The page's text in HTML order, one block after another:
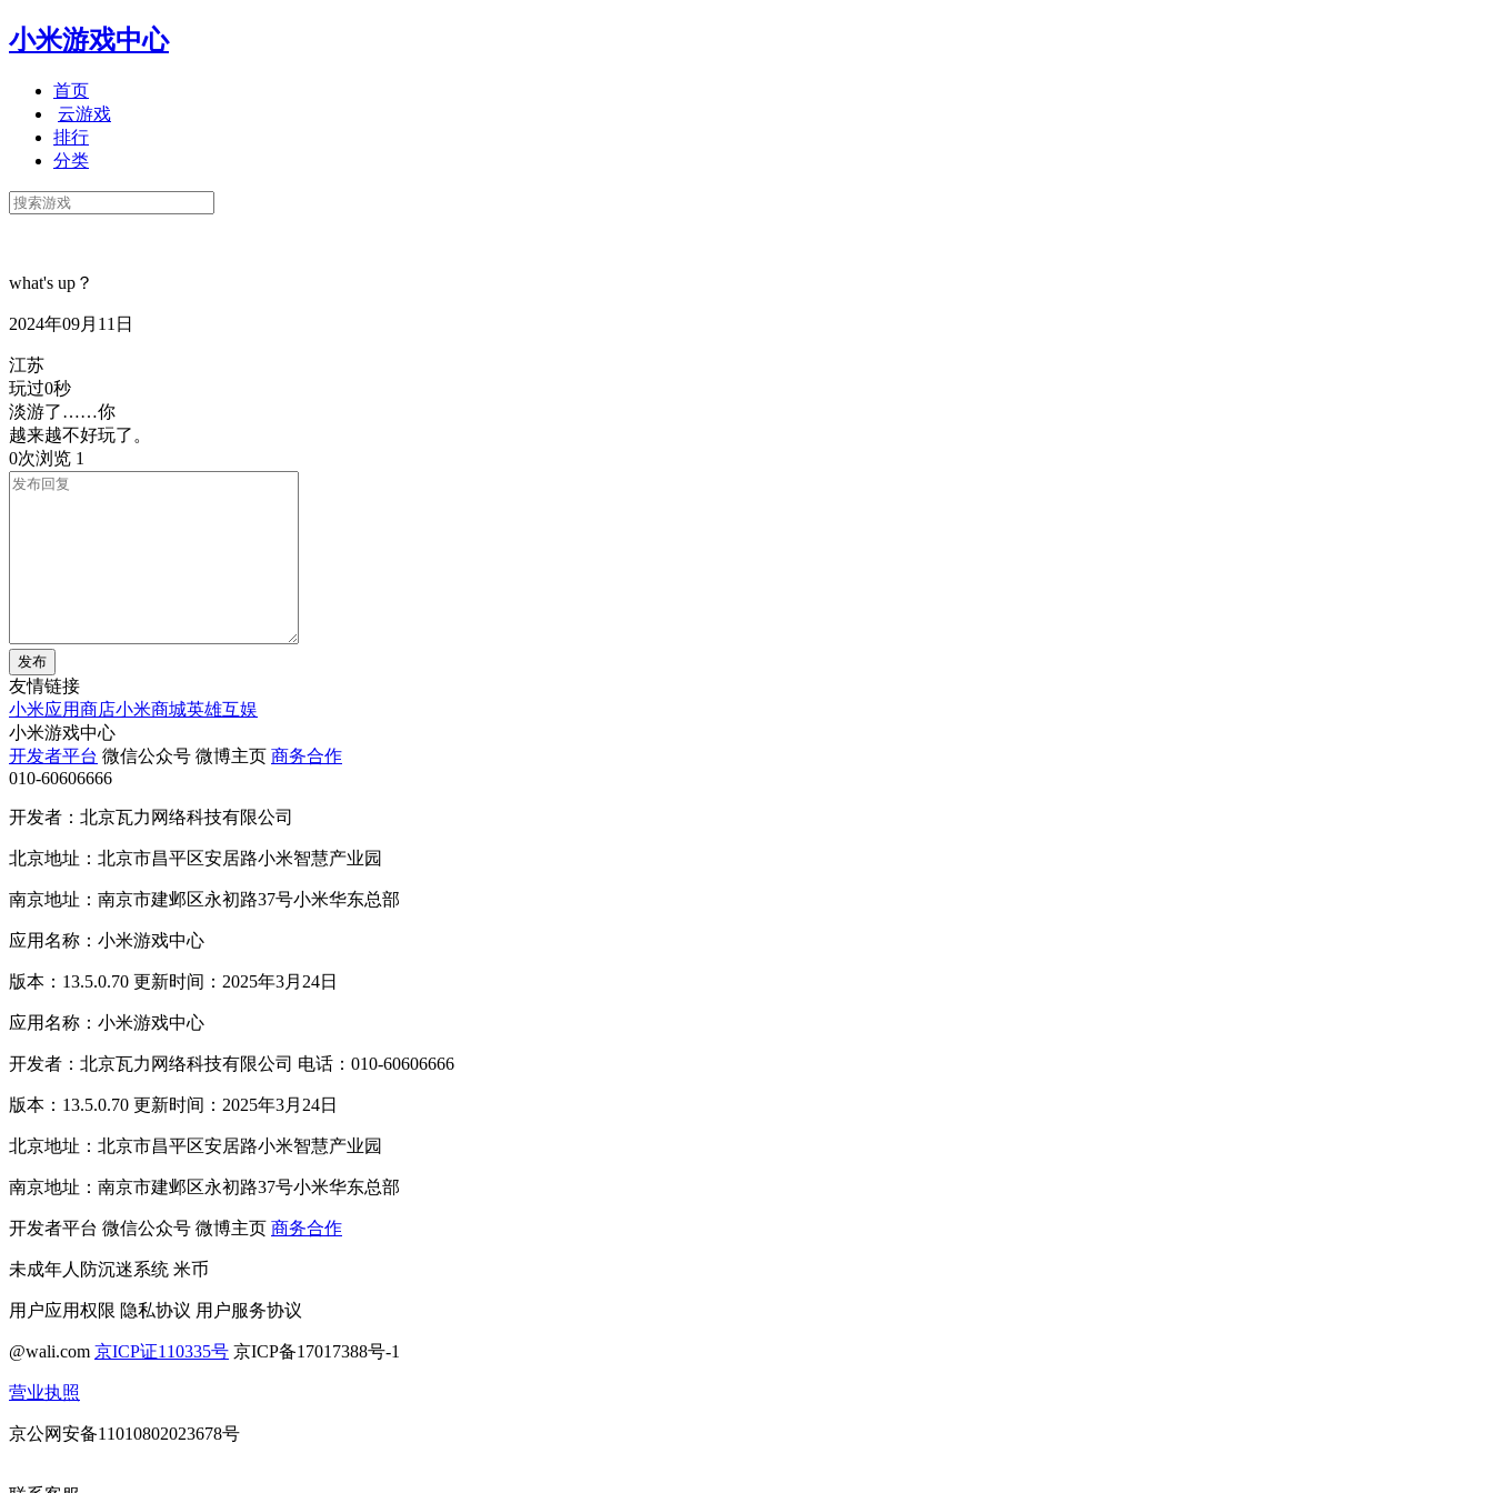
小米游戏中心
首页
云游戏
排行
分类
what's up？
2024年09月11日
江苏
玩过0秒
淡游了……你
越来越不好玩了。
0次浏览 1
发布
友情链接
小米应用商店小米商城英雄互娱
小米游戏中心
开发者平台 微信公众号 微博主页 商务合作
010-60606666
开发者：北京瓦力网络科技有限公司
北京地址：北京市昌平区安居路小米智慧产业园
南京地址：南京市建邺区永初路37号小米华东总部
应用名称：小米游戏中心
版本：13.5.0.70 更新时间：2025年3月24日
应用名称：小米游戏中心
开发者：北京瓦力网络科技有限公司 电话：010-60606666
版本：13.5.0.70 更新时间：2025年3月24日
北京地址：北京市昌平区安居路小米智慧产业园
南京地址：南京市建邺区永初路37号小米华东总部
开发者平台 微信公众号 微博主页 商务合作
未成年人防沉迷系统 米币
用户应用权限 隐私协议 用户服务协议
@wali.com 京ICP证110335号 京ICP备17017388号-1
营业执照
京公网安备11010802023678号